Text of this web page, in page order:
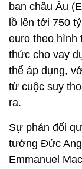
ban châu Âu
lồ lên tới 750
euro theo hình
thức cho vay
thể áp dụng,
từ cuộc suy
ra.
Sự phản đối
tướng Đức
Emmanuel